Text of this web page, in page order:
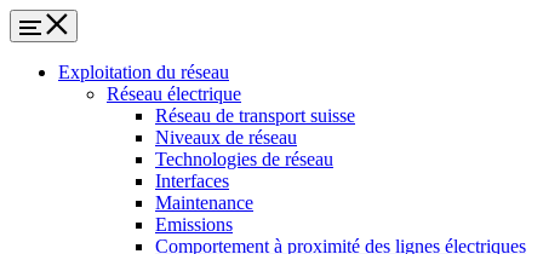
Exploitation du réseau
Réseau électrique
Réseau de transport suisse
Niveaux de réseau
Technologies de réseau
Interfaces
Maintenance
Emissions
Comportement à proximité des lignes électriques